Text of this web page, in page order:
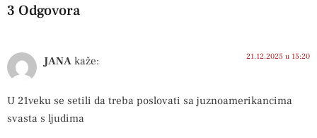
3 Odgovora
JANA kaže: 21.12.2025 u 15:20
U 21veku se setili da treba poslovati sa juznoamerikancima
svasta s ljudima